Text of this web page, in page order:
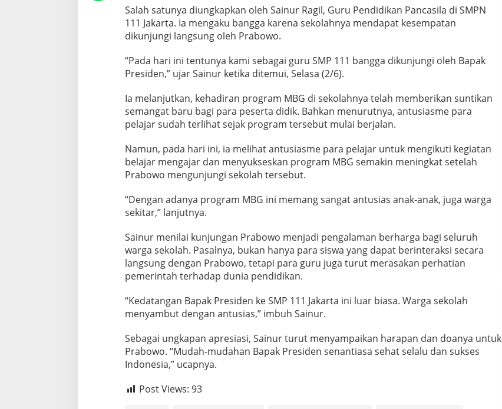
a
b
o
w
Salah satunya diungkapkan oleh Sainur Ragil, Guru Pendidikan Pancasila di SMPN
111 Jakarta. Ia mengaku bangga karena sekolahnya mendapat kesempatan
dikunjungi langsung oleh Prabowo.
“Pada hari ini tentunya kami sebagai guru SMP 111 bangga dikunjungi oleh Bapak
Presiden,” ujar Sainur ketika ditemui, Selasa (2/6).
Ia melanjutkan, kehadiran program MBG di sekolahnya telah memberikan suntikan
semangat baru bagi para peserta didik. Bahkan menurutnya, antusiasme para
pelajar sudah terlihat sejak program tersebut mulai berjalan.
Namun, pada hari ini, ia melihat antusiasme para pelajar untuk mengikuti kegiatan
belajar mengajar dan menyukseskan program MBG semakin meningkat setelah
Prabowo mengunjungi sekolah tersebut.
“Dengan adanya program MBG ini memang sangat antusias anak-anak, juga warga
sekitar,” lanjutnya.
Sainur menilai kunjungan Prabowo menjadi pengalaman berharga bagi seluruh
warga sekolah. Pasalnya, bukan hanya para siswa yang dapat berinteraksi secara
langsung dengan Prabowo, tetapi para guru juga turut merasakan perhatian
pemerintah terhadap dunia pendidikan.
“Kedatangan Bapak Presiden ke SMP 111 Jakarta ini luar biasa. Warga sekolah
menyambut dengan antusias,” imbuh Sainur.
Sebagai ungkapan apresiasi, Sainur turut menyampaikan harapan dan doanya untuk
Prabowo. “Mudah-mudahan Bapak Presiden senantiasa sehat selalu dan sukses
Indonesia,” ucapnya.
Post Views: 93